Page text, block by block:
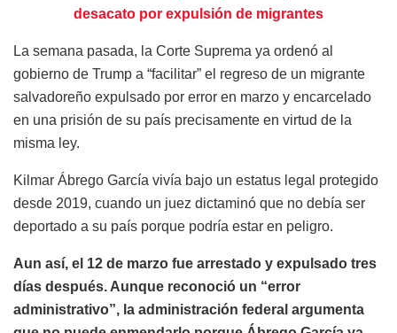
desacato por expulsión de migrantes
La semana pasada, la Corte Suprema ya ordenó al
gobierno de Trump a “facilitar” el regreso de un migrante
salvadoreño expulsado por error en marzo y encarcelado
en una prisión de su país precisamente en virtud de la
misma ley.
Kilmar Ábrego García vivía bajo un estatus legal protegido
desde 2019, cuando un juez dictaminó que no debía ser
deportado a su país porque podría estar en peligro.
Aun así, el 12 de marzo fue arrestado y expulsado tres
días después. Aunque reconoció un “error
administrativo”, la administración federal argumenta